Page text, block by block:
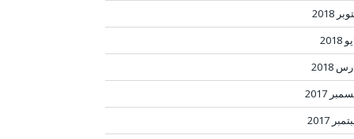
2018
2018
2017
2017